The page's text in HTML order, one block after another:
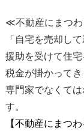
≪不動産にまつ
「自宅を売却し
援助を受けて住
税金が掛かってき
専門家でなくて
す。
【不動産にまつ